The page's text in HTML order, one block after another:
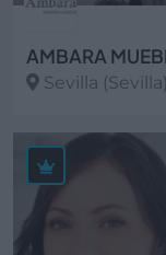
AMBARA
Sevilla (Sevilla)
Ver más